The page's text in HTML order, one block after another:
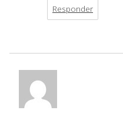
Responder